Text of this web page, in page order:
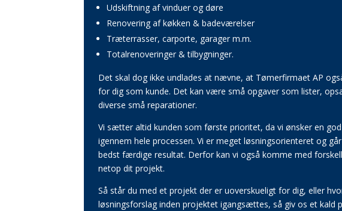
Udskiftning af vinduer og døre
Renovering af køkken & badeværelser
Træterrasser, carporte, garager m.m.
Totalrenoveringer & tilbygninger.
Det skal dog ikke undlades at nævne, at Tømerfirmaet AP
for dig som kunde. Det kan være små opgaver som lister,
diverse små reparationer.
Vi sætter altid kunden som første prioritet, da vi ønsker en
igennem hele processen. Vi er meget løsningsorienteret og
bedst færdige resultat. Derfor kan vi også komme med
netop dit projekt.
Så står du med et projekt der er uoverskueligt for dig, eller
løsningsforslag inden projektet igangsættes, så giv os et kald